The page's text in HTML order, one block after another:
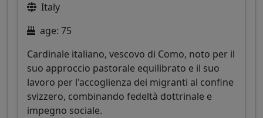
Italy
age: 75
Cardinale italiano, vescovo di Como, noto per il
suo approccio pastorale equilibrato e il suo
lavoro per l'accoglienza dei migranti al confine
svizzero, combinando fedeltà dottrinale e
impegno sociale.